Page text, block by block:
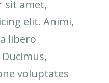
sit amet,
elit. Animi,
libero
voluptates